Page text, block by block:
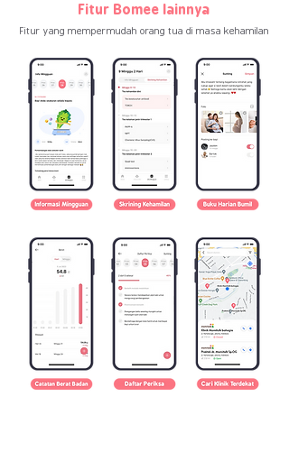
Fitur Bomee lainnya
Fitur yang mempermudah orang tua di masa kehamilan